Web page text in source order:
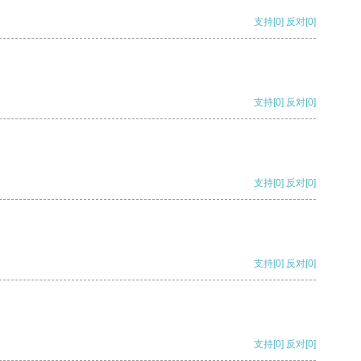
支持[0] 反对[0]
支持[0] 反对[0]
支持[0] 反对[0]
支持[0] 反对[0]
支持[0] 反对[0]